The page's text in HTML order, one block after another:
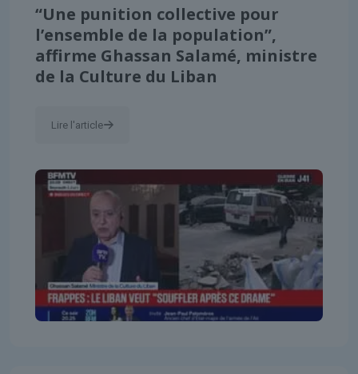
“Une punition collective pour
l’ensemble de la population”,
affirme Ghassan Salamé, ministre
de la Culture du Liban
Lire l'article